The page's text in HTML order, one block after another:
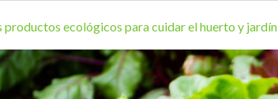
productos ecológicos para cuidar el huerto y jardín